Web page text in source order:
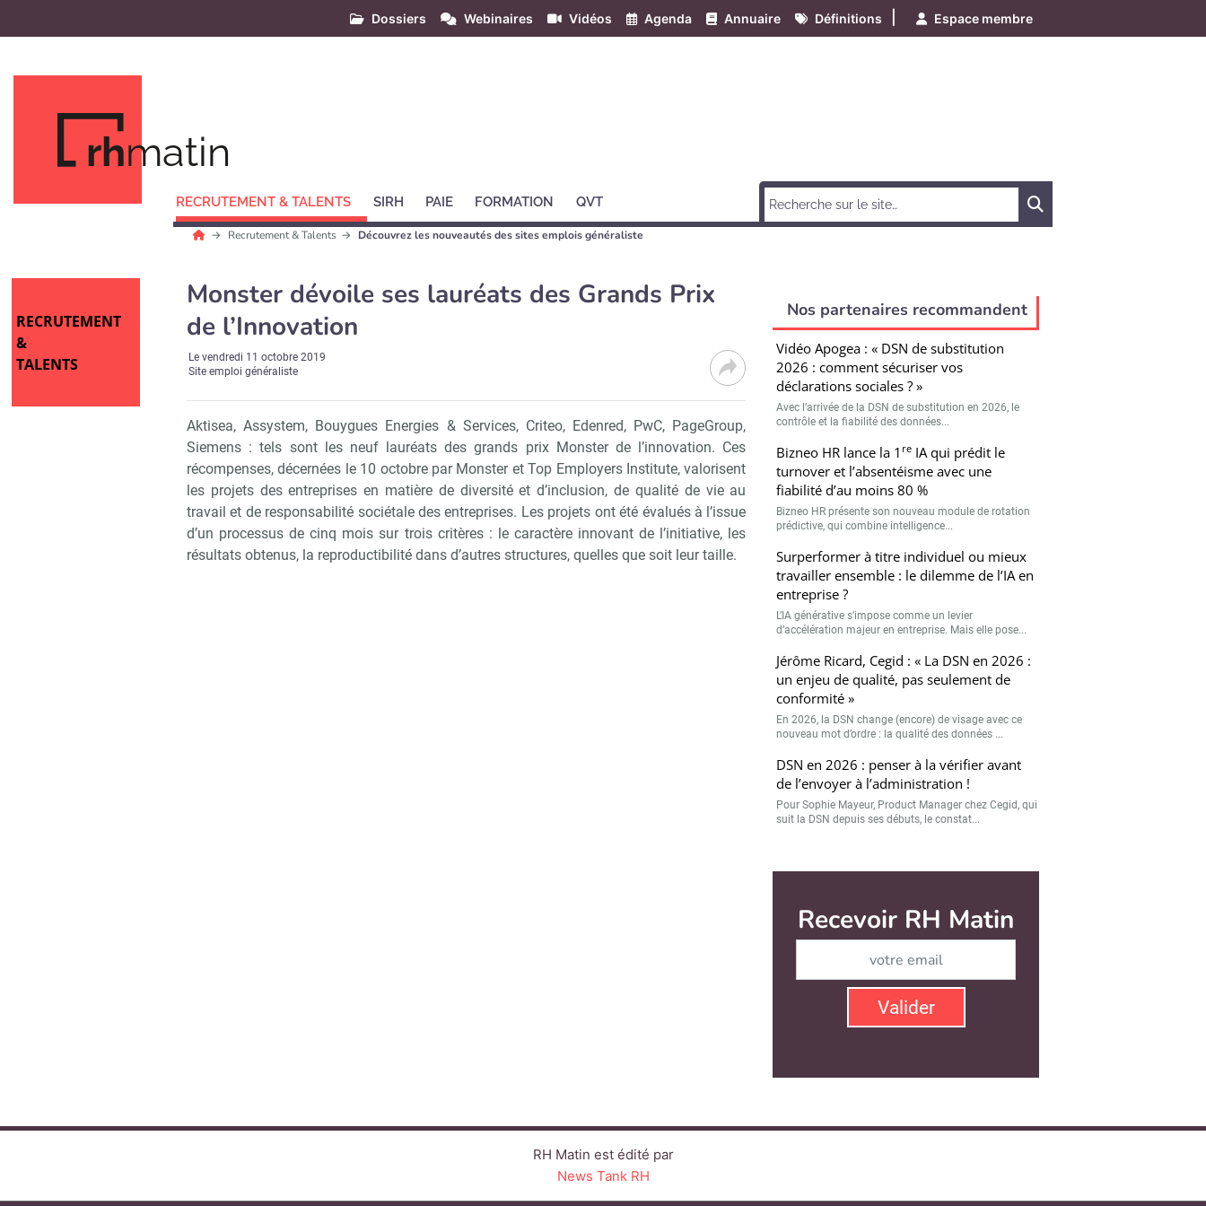
Dossiers Webinaires Vidéos Agenda Annuaire Définitions Espace membre
rhmatin
RECRUTEMENT & TALENTS SIRH PAIE FORMATION QVT
Recrutement & Talents Découvrez les nouveautés des sites emplois généraliste
RECRUTEMENT
&
TALENTS
Monster dévoile ses lauréats des Grands Prix
de l’Innovation
Levendredi 11 octobre 2019
Site emploi généraliste
Aktisea, Assystem, Bouygues Energies & Services, Criteo, Edenred, PwC, PageGroup,
Siemens : tels sont les neuf lauréats des grands prix Monster de l’innovation. Ces
récompenses, décernées le 10 octobre par Monster et Top Employers Institute, valorisent
les projets des entreprises en matière de diversité et d’inclusion, de qualité de vie au
travail et de responsabilité sociétale des entreprises. Les projets ont été évalués à l’issue
d’un processus de cinq mois sur trois critères : le caractère innovant de l’initiative, les
résultats obtenus, la reproductibilité dans d’autres structures, quelles que soit leur taille.
Nos partenaires recommandent
Vidéo Apogea : « DSN de substitution
2026 : comment sécuriser vos
déclarations sociales ? »
Avec l’arrivée de la DSN de substitution en 2026, le
contrôle et la fiabilité des données...
Bizneo HR lance la 1 reIA qui prédit le
turnover et l’absentéisme avec une
fiabilité d’au moins 80 %
Bizneo HR présente son nouveau module de rotation
prédictive, qui combine intelligence...
Surperformer à titre individuel ou mieux
travailler ensemble : le dilemme de l’IA en
entreprise ?
L’IA générative s’impose comme un levier
d’accélération majeur en entreprise. Mais elle pose...
Jérôme Ricard, Cegid : « La DSN en 2026 :
un enjeu de qualité, pas seulement de
conformité »
En 2026, la DSN change (encore) de visage avec ce
nouveau mot d’ordre : la qualité des données ...
DSN en 2026 : penser à la vérifier avant
de l’envoyer à l’administration !
Pour Sophie Mayeur, Product Manager chez Cegid, qui
suit la DSN depuis ses débuts, le constat...
Recevoir RH Matin
Valider
RH Matin est édité par
News Tank RH